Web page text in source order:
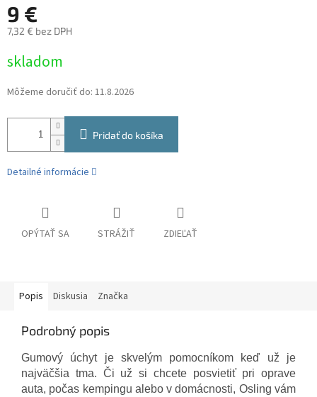
9 €
7,32 € bez DPH
cena:
skladom
Môžeme doručiť do: 11.8.2026
Pridať do košíka
Detailné informácie
OPÝTAŤ SA STRÁŽIŤ ZDIEĽAŤ
Popis Diskusia Značka
Podrobný popis
Gumový úchyt je skvelým pomocníkom keď už je
najväčšia tma. Či už si chcete posvietiť pri oprave
auta, počas kempingu alebo v domácnosti, Osling vám